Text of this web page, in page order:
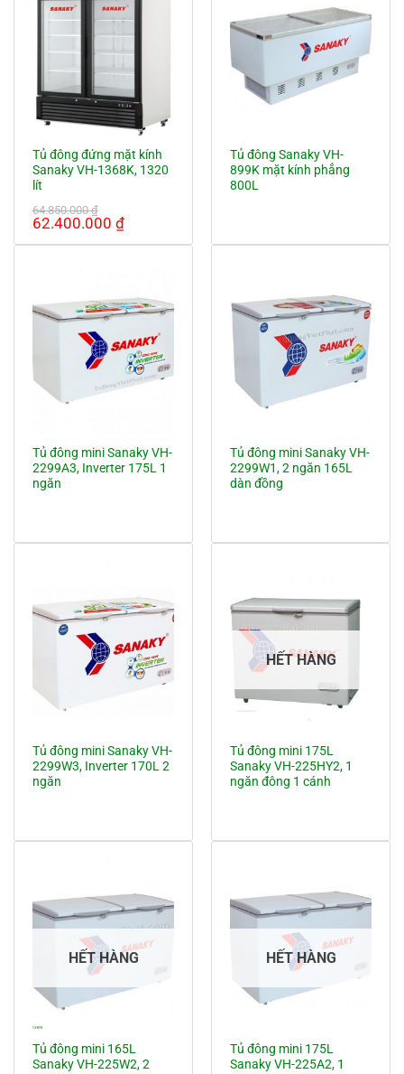
Tủ đông đứng mặt kính
Sanaky VH-1368K, 1320
lít
64.850.000₫
Giá
62.400.000 ₫Giá
Tủ đông Sanaky VH-
899K mặt kính phẳng
800L
Tủ đông mini Sanaky VH-
2299A3, Inverter 175L 1
ngăn
Tủ đông mini Sanaky VH-
2299W1, 2 ngăn 165L
dàn đồng
Tủ đông mini Sanaky VH-
2299W3, Inverter 170L 2
ngăn
HẾT HÀNG
Tủ đông mini 175L
Sanaky VH-225HY2, 1
ngăn đông 1 cánh
HẾT HÀNG
Tủ đông mini 165L
Sanaky VH-225W2, 2
HẾT HÀNG
Tủ đông mini 175L
Sanaky VH-225A2, 1